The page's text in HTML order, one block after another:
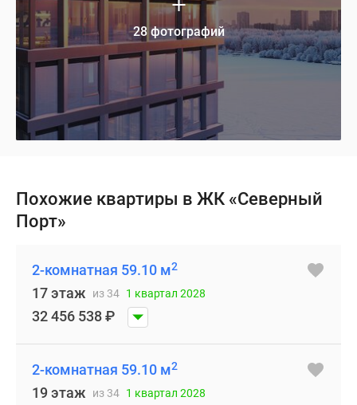
28 фотографий
Похожие квартиры в ЖК «Северный
Порт»
2-комнатная 59.10 м2
17 этаж из 34 1 квартал 2028
32 456 538₽
2-комнатная 59.10 м2
19 этаж из 34 1 квартал 2028